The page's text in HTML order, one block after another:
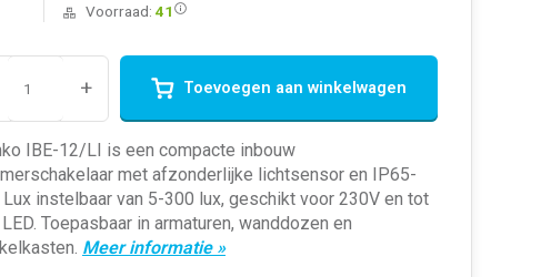
Voorraad: 41
+ Toevoegen aan winkelwagen
IBE-12/LI is een compacte inbouw
met afzonderlijke lichtsensor en IP65-
Lux instelbaar van 5-300 lux, geschikt voor 230V en tot
Toepasbaar in armaturen, wanddozen en
Meer informatie »